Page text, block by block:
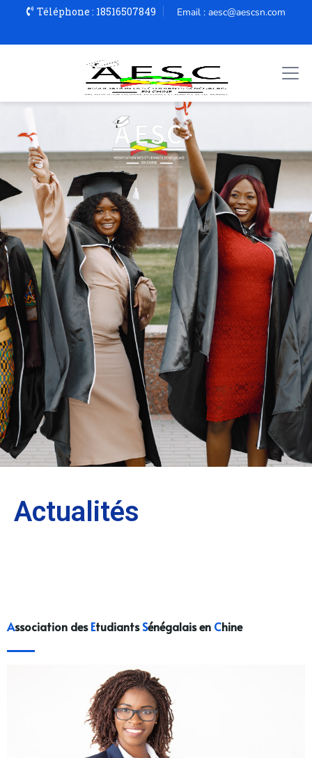
Téléphone : 18516507849 Email : aesc@aescsn.com
Actualités
Association desEtudiantsSénégalais en Chine